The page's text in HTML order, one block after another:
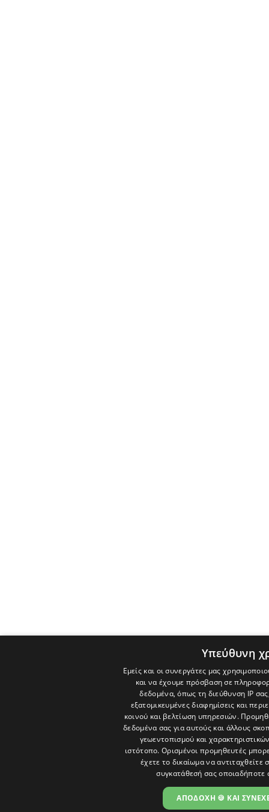
Υπεύθυνη
Εμείς και οι συνεργάτες μας
και να έχουμε πρόσβαση σε
δεδομένα, όπως τη διεύθυνση IP
εξατομικευμένες διαφημίσεις και
κοινού και βελτίωση υπηρεσιών.
δεδομένα σας για αυτούς και άλλους
γεωεντοπισμού και
ιστότοπο. Ορισμένοι προμηθευτές
έχετε το δικαίωμα να αντιταχθείτε
συγκατάθεσή σας οποιαδήποτε
ΑΠΟΔΟΧΗ 🍪 ΚΑΙ